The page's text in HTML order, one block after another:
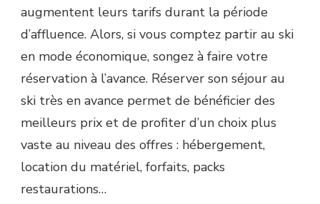
augmentent leurs tarifs durant la période
d’affluence. Alors, si vous comptez partir au ski
en mode économique, songez à faire votre
réservation à l’avance. Réserver son séjour au
ski très en avance permet de bénéficier des
meilleurs prix et de profiter d’un choix plus
vaste au niveau des offres : hébergement,
location du matériel, forfaits, packs
restaurations…